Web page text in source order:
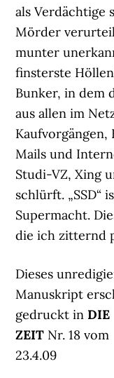
als Verdächtige
Mörder
munter
finsterste
Bunker, in dem
aus allen im
Kaufvorgängen,
Mails und
Studi-VZ, Xing
schlürft. „SSD“
Supermacht.
die ich zitternd
Dieses
Manuskript
gedruckt inDIE
ZEIT Nr. 18 vom
23.4.09